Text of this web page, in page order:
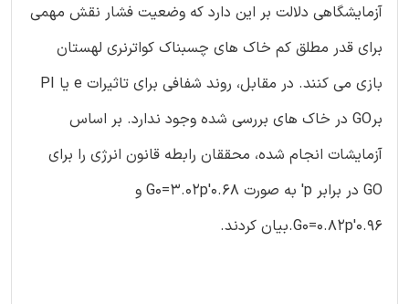
آزمایشگاهی دلالت بر این دارد که وضعیت فشار نقش مهمی
برای قدر مطلق کم خاک های چسبناک کواترنری لهستان
بازی می کنند. در مقابل، روند شفافی برای تاثیرات e یا PI
برGO در خاک های بررسی شده وجود ندارد. بر اساس
آزمایشات انجام شده، محققان رابطه قانون انرژی را برای
GO در برابر p′ به صورت G0=3.02p′0.68 و
G0=0.82p′0.96.بیان کردند.